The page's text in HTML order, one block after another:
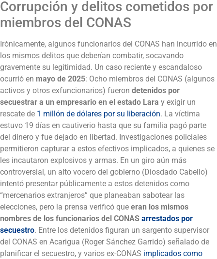
Corrupción y delitos cometidos por
miembros del CONAS
Irónicamente, algunos funcionarios del CONAS han incurrido en
los mismos delitos que deberían combatir, socavando
gravemente su legitimidad. Un caso reciente y escandaloso
ocurrió en mayo de 2025: Ocho miembros del CONAS (algunos
activos y otros exfuncionarios) fueron detenidos por
secuestrar a un empresario en el estado Lara y exigir un
rescate de 1 millón de dólares por su liberación. La víctima
estuvo 19 días en cautiverio hasta que su familia pagó parte
del dinero y fue dejado en libertad. Investigaciones policiales
permitieron capturar a estos efectivos implicados, a quienes se
les incautaron explosivos y armas. En un giro aún más
controversial, un alto vocero del gobierno (Diosdado Cabello)
intentó presentar públicamente a estos detenidos como
“mercenarios extranjeros” que planeaban sabotear las
elecciones, pero la prensa verificó que eran los mismos
nombres de los funcionarios del CONAS arrestados por
secuestro. Entre los detenidos figuran un sargento supervisor
del CONAS en Acarigua (Roger Sánchez Garrido) señalado de
planificar el secuestro, y varios ex-CONAS implicados como